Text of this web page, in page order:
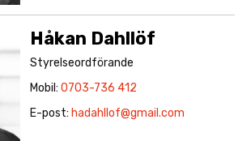
Håkan Dahllöf
Styrelseordförande
Mobil:0703-736 412
E-post: hadahllof@gmail.com